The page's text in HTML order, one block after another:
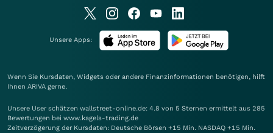
Unsere Apps:
Wenn Sie Kursdaten, Widgets oder andere Finanzinformationen benötigen, hilft
Ihnen ARIVA gerne.
Unsere User schätzen wallstreet-online.de: 4.8 von 5 Sternen ermittelt aus 285
Bewertungen bei www.kagels-trading.de
Zeitverzögerung der Kursdaten: Deutsche Börsen +15 Min. NASDAQ +15 Min.